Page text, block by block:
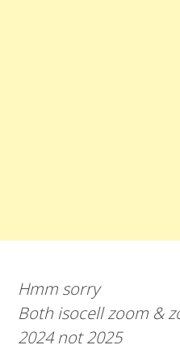
Hmm sorry
Both isocell zoom &
2024 not 2025